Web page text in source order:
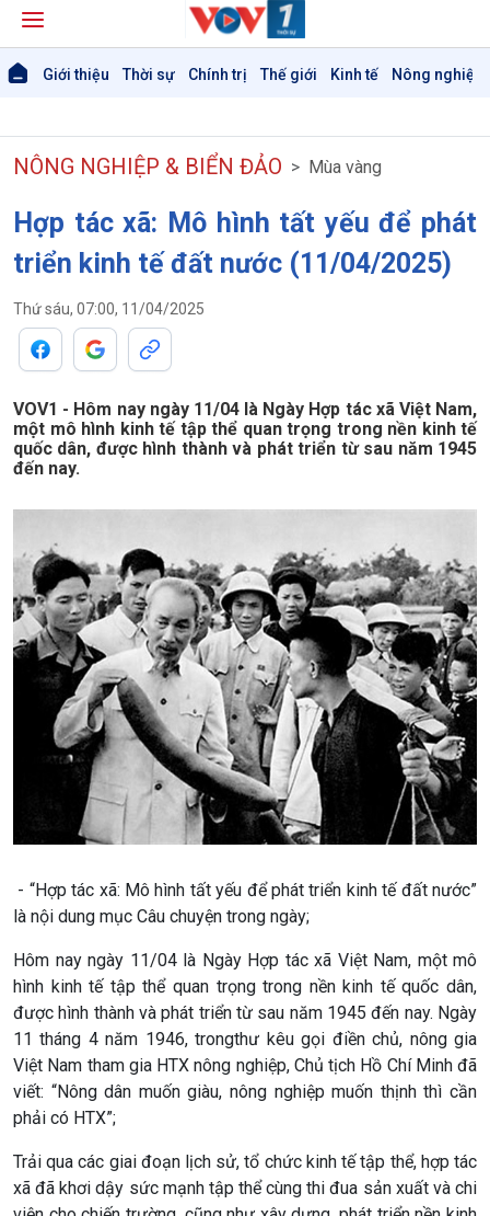
Giới thiệu Thời sự Chính trị Thế giới Kinh tế Nông nghiệp
Giới thiệu
Thời sự 18h
Thời sự 21h30
Chính trị
Tin Chính trị
Chính phủ với người dân
Quốc hội với cử tri
Xây dựng đảng
Đảng trong cuộc sống
Nhận diện sự thật
Thế giới
Tin thế giới
Vấn đề quốc tế
Hồ sơ sự kiện quốc tế
Thế giới & Việt Nam
Biên cương - Một dải vững
bền
Kinh tế
Tin Kinh tế
Trước giờ mở cửa
Dòng chảy Kinh tế
Sức sống hàng Việt
Khởi nghiệp
Tuyên chiến với gian lận
thương mại
Nông nghiệp & Biển đảo
Tin Nông nghiệp & Biển
đảo
Mùa vàng
Tâm tình biên giới và hải
Tìm hiểu biển, đảo Việt
NÔNG NGHIỆP & BIỂN ĐẢO Mùa vàng
Hợp tác xã: Mô hình tất yếu để phát
triển kinh tế đất nước (11/04/2025)
Thứ sáu, 07:00, 11/04/2025
VOV1 - Hôm nay ngày 11/04 là Ngày Hợp tác xã Việt Nam,
một mô hình kinh tế tập thể quan trọng trong nền kinh tế
quốc dân, được hình thành và phát triển từ sau năm 1945
đến nay.
- “Hợp tác xã: Mô hình tất yếu để phát triển kinh tế đất nước”
là nội dung mục Câu chuyện trong ngày;
Hôm nay ngày 11/04 là Ngày Hợp tác xã Việt Nam, một mô
hình kinh tế tập thể quan trọng trong nền kinh tế quốc dân,
được hình thành và phát triển từ sau năm 1945 đến nay. Ngày
11 tháng 4 năm 1946, trongthư kêu gọi điền chủ, nông gia
Việt Nam tham gia HTX nông nghiệp, Chủ tịch Hồ Chí Minh đã
viết: “Nông dân muốn giàu, nông nghiệp muốn thịnh thì cần
phải có HTX”;
Trải qua các giai đoạn lịch sử, tổ chức kinh tế tập thể, hợp tác
xã đã khơi dậy sức mạnh tập thể cùng thi đua sản xuất và chi